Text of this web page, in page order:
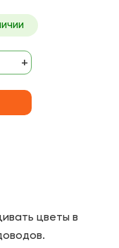
+
цветы в